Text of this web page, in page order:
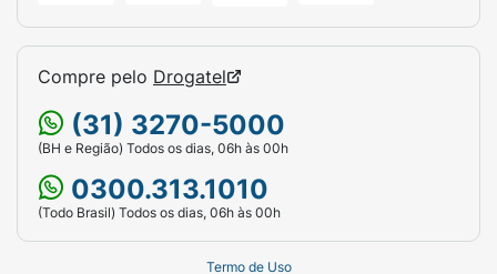
Compre pelo Drogatel
(31) 3270-5000
(BH e Região) Todos os dias, 06h às 00h
0300.313.1010
(Todo Brasil) Todos os dias, 06h às 00h
Termo de Uso